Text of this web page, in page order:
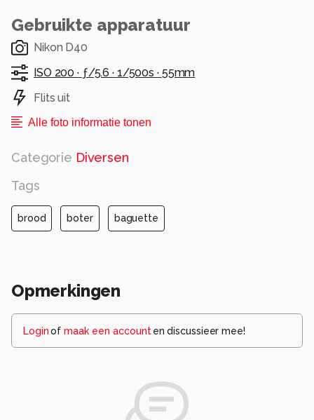
Gebruikte apparatuur
Nikon D40
ISO 200 · ƒ/5.6 · 1/500s · 55mm
Flits uit
Alle foto informatie tonen
Categorie Diversen
Tags
brood boter baguette
Opmerkingen
Loginof maak een account en discussieer mee!